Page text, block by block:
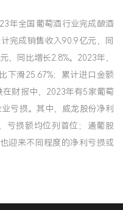
年全国葡萄酒行业完成酿酒
完成销售收入90.9亿元，同
，同比增长2.8%。2023年，
下滑25.67%；累计进口金额
在财报中，2023年有5家葡萄
亏损。其中，威龙股份净利
亏损额均位列首位；通葡股
迎来不同程度的净利亏损或